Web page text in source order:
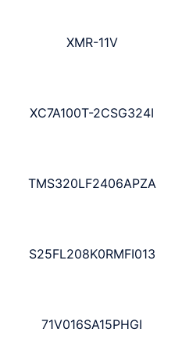
XMR-11V
XC7A100T-2CSG324I
TMS320LF2406APZA
S25FL208K0RMFI013
71V016SA15PHGI